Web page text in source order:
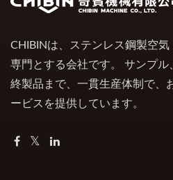
CHIBINは、ステンレス鋼製空
専門とする会社です。 サンプ
終製品まで、一貫生産体制で、
ービスを提供しています。